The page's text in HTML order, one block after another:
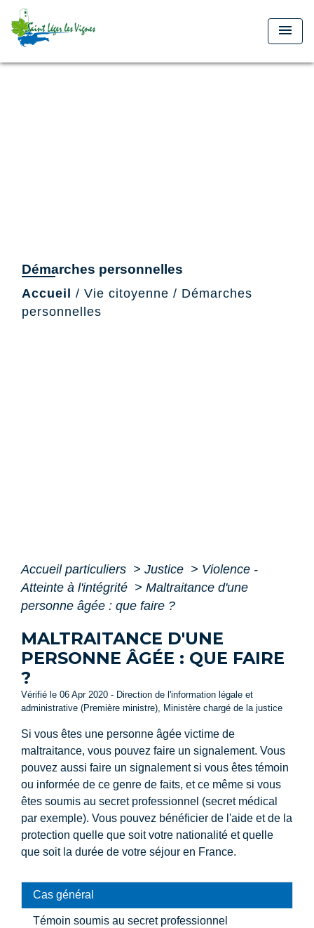
menu
Démarches personnelles
Accueil / Vie citoyenne / Démarches
personnelles
Accueil particuliers > Justice > Violence -
Atteinte à l'intégrité > Maltraitance d'une
personne âgée : que faire ?
MALTRAITANCE D'UNE
PERSONNE ÂGÉE : QUE FAIRE
?
Vérifié le 06 Apr 2020 - Direction de l'information légale et
administrative (Première ministre), Ministère chargé de la justice
Si vous êtes une personne âgée victime de
maltraitance, vous pouvez faire un signalement. Vous
pouvez aussi faire un signalement si vous êtes témoin
ou informée de ce genre de faits, et ce même si vous
êtes soumis au secret professionnel (secret médical
par exemple). Vous pouvez bénéficier de l'aide et de la
protection quelle que soit votre nationalité et quelle
que soit la durée de votre séjour en France.
Cas général
Témoin soumis au secret professionnel